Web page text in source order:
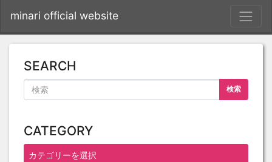
minari official website
SEARCH
検索
CATEGORY